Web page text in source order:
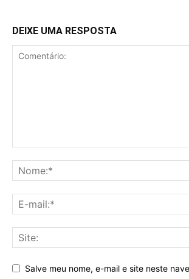
DEIXE UMA RESPOSTA
Salve meu nome, e-mail e site neste